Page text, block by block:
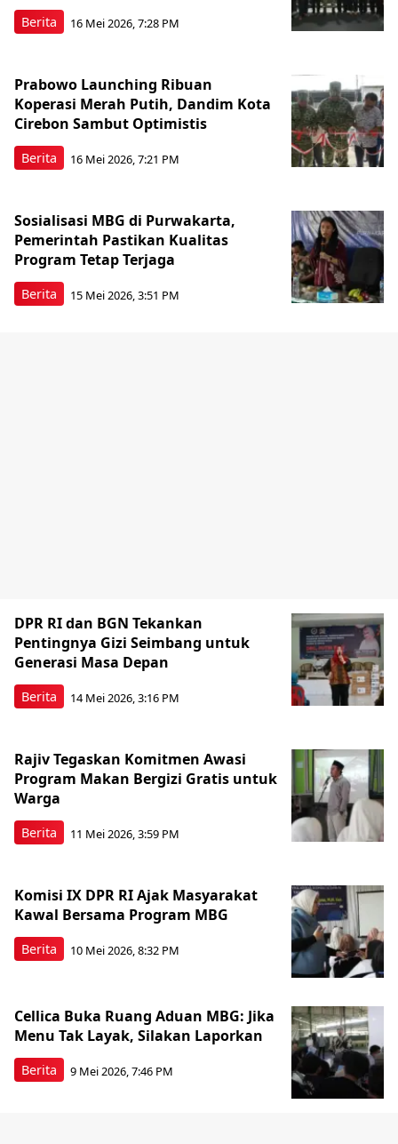
Berita 16 Mei 2026, 7:28 PM
Berita
Prabowo Launching Ribuan
Koperasi Merah Putih, Dandim Kota
Cirebon Sambut Optimistis
16 Mei 2026, 7:21 PM
Berita
Sosialisasi MBG di Purwakarta,
Pemerintah Pastikan Kualitas
Program Tetap Terjaga
15 Mei 2026, 3:51 PM
Berita
DPR RI dan BGN Tekankan
Pentingnya Gizi Seimbang untuk
Generasi Masa Depan
14 Mei 2026, 3:16 PM
Berita
Rajiv Tegaskan Komitmen Awasi
Program Makan Bergizi Gratis untuk
Warga
11 Mei 2026, 3:59 PM
Berita
Komisi IX DPR RI Ajak Masyarakat
Kawal Bersama Program MBG
10 Mei 2026, 8:32 PM
Berita
Cellica Buka Ruang Aduan MBG: Jika
Menu Tak Layak, Silakan Laporkan
9 Mei 2026, 7:46 PM